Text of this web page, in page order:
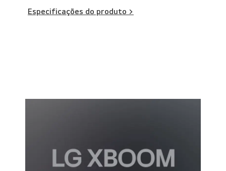
Especificações do produto >